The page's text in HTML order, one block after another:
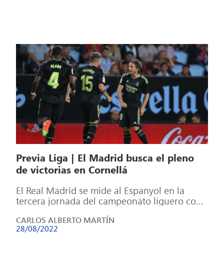
Previa Liga | El Madrid busca el pleno
de victorias en Cornellá
El Real Madrid se mide al Espanyol en la
tercera jornada del campeonato liguero con
CARLOS ALBERTO MARTÍN
28/08/2022